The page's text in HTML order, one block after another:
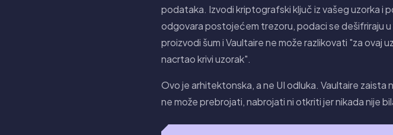
podataka. Izvodi kriptografski ključ iz vašeg uzorka i
odgovara postojećem trezoru, podaci se dešifriraju
proizvodi šum i Vaultaire ne može razlikovati "za ovaj
nacrtao krivi uzorak".
Ovo je arhitektonska, a ne UI odluka. Vaultaire zaista
ne može prebrojati, nabrojati ni otkriti jer nikada nije